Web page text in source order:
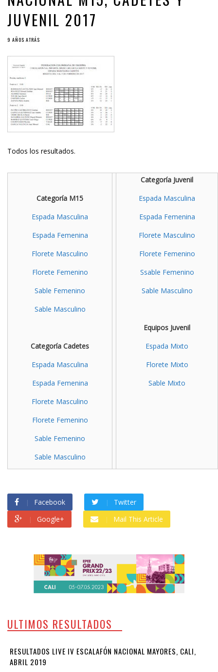
JUVENIL 2017
9 AÑOS ATRÁS
Todos los resultados.
Categoría M15
Espada Masculina
Espada Femenina
Florete Masculino
Florete Femenino
Sable Femenino
Sable Masculino
Categoría Cadetes
Espada Masculina
Espada Femenina
Florete Masculino
Florete Femenino
Sable Femenino
Sable Masculino
Categoría Juvenil
Espada Masculina
Espada Femenina
Florete Masculino
Florete Femenino
Ssable Femenino
Sable Masculino
Equipos Juvenil
Espada Mixto
Florete Mixto
Sable Mixto
Facebook
Twitter
Google+
Mail This Article
ULTIMOS RESULTADOS
RESULTADOS LIVE IV ESCALAFÓN NACIONAL MAYORES, CALI,
ABRIL 2019